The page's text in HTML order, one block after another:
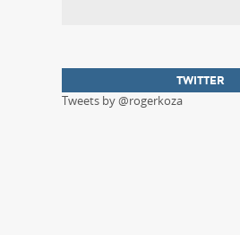
TWITTER
Tweets by @rogerkoza